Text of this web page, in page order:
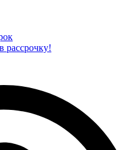
рассрочку!